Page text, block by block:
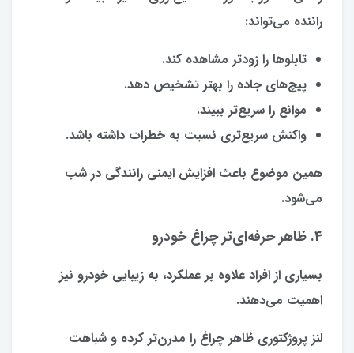
راننده می‌تواند:
تابلوها را زودتر مشاهده کند.
پیچ‌های جاده را بهتر تشخیص دهد.
موانع را سریع‌تر ببیند.
واکنش سریع‌تری نسبت به خطرات داشته باشد.
همین موضوع باعث افزایش ایمنی رانندگی در شب
می‌شود.
۴. ظاهر حرفه‌ای‌تر چراغ خودرو
بسیاری از افراد علاوه بر عملکرد، به زیبایی خودرو نیز
اهمیت می‌دهند.
لنز پروژکتوری ظاهر چراغ را مدرن‌تر کرده و شباهت